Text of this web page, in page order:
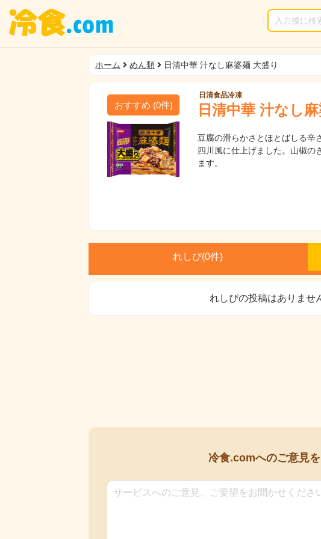
ホーム めん類 日清中華 汁なし麻婆麺 大盛り
おすすめ (0件)
日清食品冷凍
日清中華 汁なし
豆腐の滑らかさとほとばしる辛
四川風に仕上げました。山椒の
ます。
れしぴ(0件)
れしぴの投稿はありませ
冷食.comへのご意見